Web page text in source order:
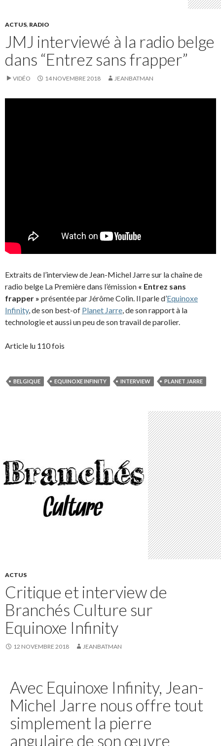
ACTUS, RADIO
JMJ interviewé à la radio belge
dans “Entrez sans frapper”
VIDÉO 14 NOVEMBRE 2018 JEANBATMAN
Extraits de l’interview de Jean-Michel Jarre sur la chaîne de
radio belge La Première dans l’émission « Entrez sans
frapper » présentée par Jérôme Colin. Il parle d’Equinoxe
Infinity, de son best-of Planet Jarre, de son rapport à la
technologie et aussi un peu de son travail de parolier.
Article lu 110 fois
BELGIQUE EQUINOXE INFINITY INTERVIEW PLANET JARRE
ACTUS
Critique et interview de
Branchés Culture sur
Equinoxe Infinity
12 NOVEMBRE 2018 JEANBATMAN
Avec Equinoxe Infinity, Jean-
Michel Jarre nous offre tout
simplement la pierre
angulaire de son œuvre